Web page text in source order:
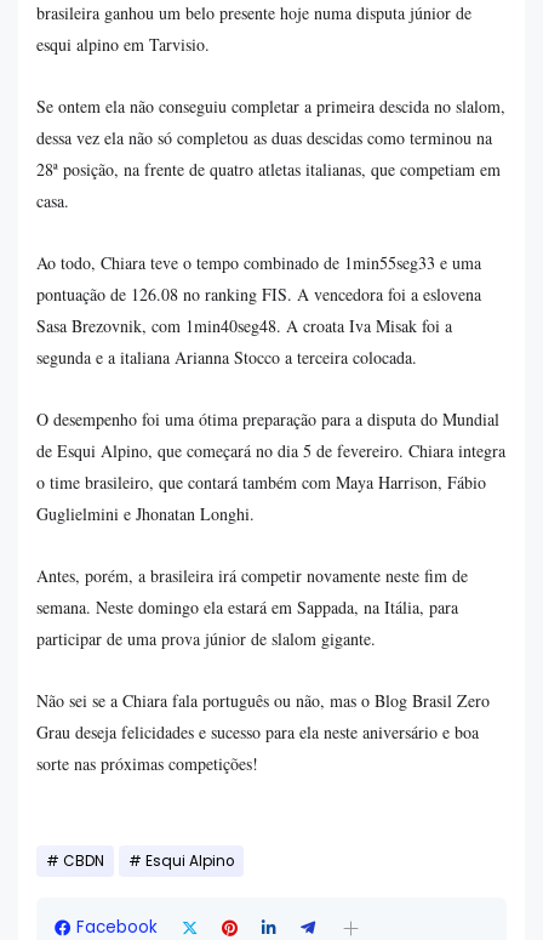
brasileira ganhou um belo presente hoje numa disputa júnior de
esqui alpino em Tarvisio.
Se ontem ela não conseguiu completar a primeira descida no slalom,
dessa vez ela não só completou as duas descidas como terminou na
28ª posição, na frente de quatro atletas italianas, que competiam em
casa.
Ao todo, Chiara teve o tempo combinado de 1min55seg33 e uma
pontuação de 126.08 no ranking FIS. A vencedora foi a eslovena
Sasa Brezovnik, com 1min40seg48. A croata Iva Misak foi a
segunda e a italiana Arianna Stocco a terceira colocada.
O desempenho foi uma ótima preparação para a disputa do Mundial
de Esqui Alpino, que começará no dia 5 de fevereiro. Chiara integra
o time brasileiro, que contará também com Maya Harrison, Fábio
Guglielmini e Jhonatan Longhi.
Antes, porém, a brasileira irá competir novamente neste fim de
semana. Neste domingo ela estará em Sappada, na Itália, para
participar de uma prova júnior de slalom gigante.
Não sei se a Chiara fala português ou não, mas o Blog Brasil Zero
Grau deseja felicidades e sucesso para ela neste aniversário e boa
sorte nas próximas competições!
CBDN Esqui Alpino
Facebook